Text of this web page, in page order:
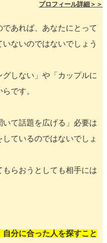
プロフィール詳細＞＞
であれば、あなたにとって
いないのではないでしょう
グしない」や「カップルに
です。
て話題を広げる」必要は
ているのではないでしょ
らおうとしても相手には
自分に合った人を探すこと